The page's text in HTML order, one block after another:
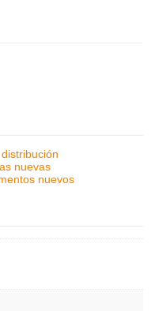
nuevas
nuevos